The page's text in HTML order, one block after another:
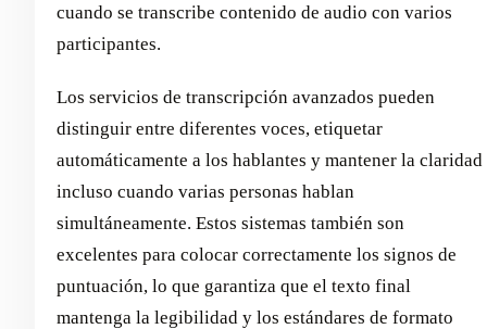
cuando se transcribe contenido de audio con varios
participantes.
Los servicios de transcripción avanzados pueden
distinguir entre diferentes voces, etiquetar
automáticamente a los hablantes y mantener la claridad
incluso cuando varias personas hablan
simultáneamente. Estos sistemas también son
excelentes para colocar correctamente los signos de
puntuación, lo que garantiza que el texto final
mantenga la legibilidad y los estándares de formato